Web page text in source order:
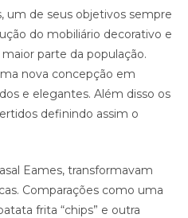
um de seus objetivos sempre
do mobiliário decorativo e
parte da população.
nova concepção em
e elegantes. Além disso os
definindo assim o
Eames, transformavam
Comparações como uma
frita “chips” e outra